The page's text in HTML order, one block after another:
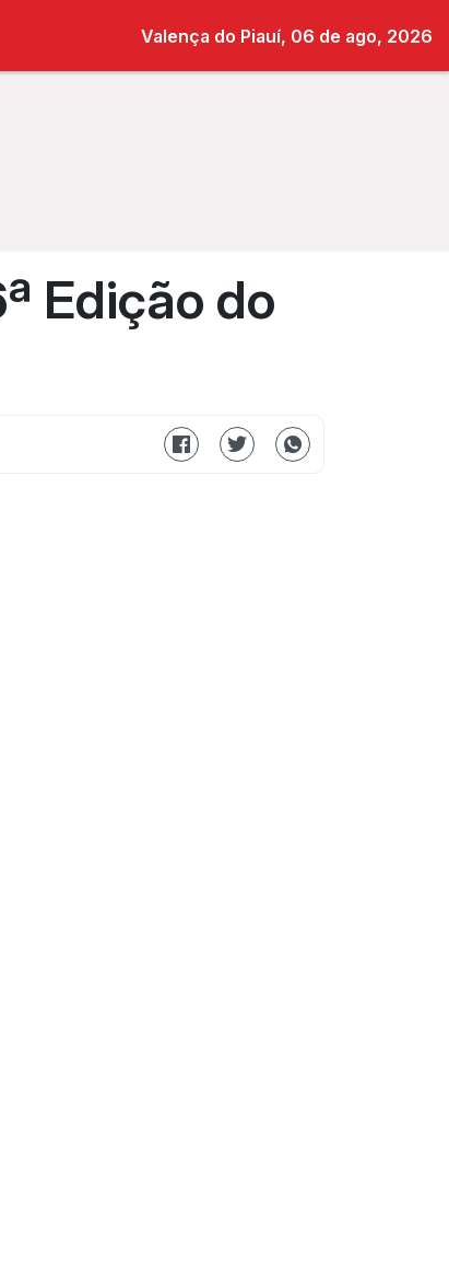
Valença do Piauí, 06 de ago, 2026
Edição do